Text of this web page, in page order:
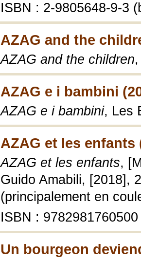
ISBN : 2-9805648-9-3
AZAG and the
AZAG and the children
AZAG e i bambini
AZAG e i bambini, Les
AZAG et les enfants
AZAG et les enfants,
Guido Amabili, [2018],
(principalement en
ISBN : 9782981760500
Un bourgeon